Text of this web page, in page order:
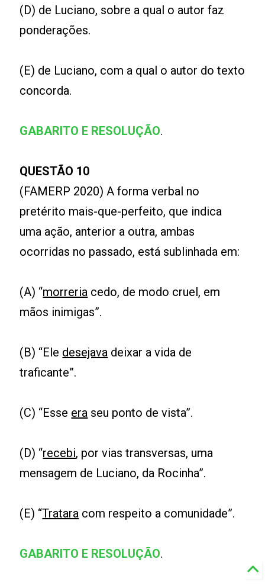
(D) de Luciano, sobre a qual o autor faz
ponderações.
(E) de Luciano, com a qual o autor do texto
concorda.
GABARITO E RESOLUÇÃO.
QUESTÃO 10
(FAMERP 2020) A forma verbal no
pretérito mais-que-perfeito, que indica
uma ação, anterior a outra, ambas
ocorridas no passado, está sublinhada em:
(A) “morreria cedo, de modo cruel, em
mãos inimigas”.
(B) “Ele desejava deixar a vida de
traficante”.
(C) “Esse era seu ponto de vista”.
(D) “recebi, por vias transversas, uma
mensagem de Luciano, da Rocinha”.
(E) “Tratara com respeito a comunidade”.
GABARITO E RESOLUÇÃO.